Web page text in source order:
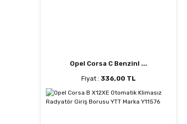
Opel Corsa C Benzinl ...
Fiyat : 336,00 TL